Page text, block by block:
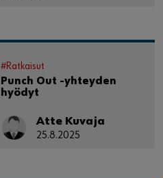
#Ratkaisut
Punch Out -yhteyden
hyödyt
Atte Kuvaja
25.8.2025